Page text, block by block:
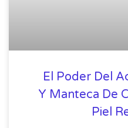
El Poder Del
Y Manteca De
Piel